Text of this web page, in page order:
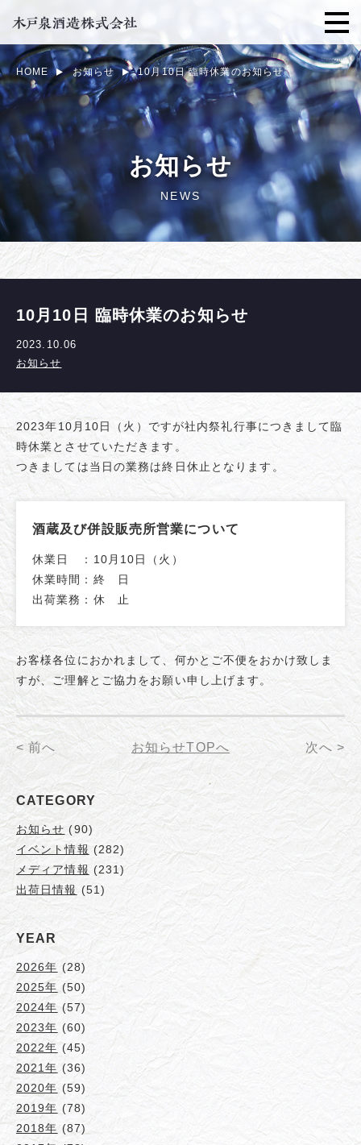
お知らせ
NEWS
HOME お知らせ 10月10日 臨時休業のお知らせ
10月10日 臨時休業のお知らせ
2023.10.06
お知らせ
2023年10月10日（火）ですが社内祭礼行事につきまして臨
時休業とさせていただきます。
つきましては当日の業務は終日休止となります。
酒蔵及び併設販売所営業について
休業日 ：10月10日（火）
休業時間：終 日
出荷業務：休 止
お客様各位におかれまして、何かとご不便をおかけ致しま
すが、ご理解とご協力をお願い申し上げます。
< 前へ お知らせTOPへ 次へ >
CATEGORY
お知らせ (90)
イベント情報 (282)
メディア情報 (231)
出荷日情報 (51)
YEAR
2026年 (28)
2025年 (50)
2024年 (57)
2023年 (60)
2022年 (45)
2021年 (36)
2020年 (59)
2019年 (78)
2018年 (87)